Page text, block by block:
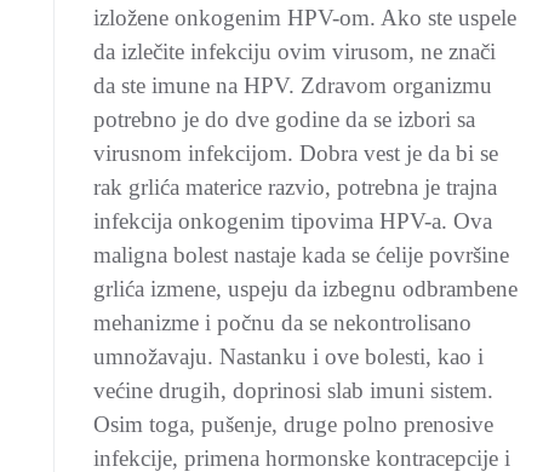
izložene onkogenim HPV-om. Ako ste uspele
da izlečite infekciju ovim virusom, ne znači
da ste imune na HPV. Zdravom organizmu
potrebno je do dve godine da se izbori sa
virusnom infekcijom. Dobra vest je da bi se
rak grlića materice razvio, potrebna je trajna
infekcija onkogenim tipovima HPV-a. Ova
maligna bolest nastaje kada se ćelije površine
grlića izmene, uspeju da izbegnu odbrambene
mehanizme i počnu da se nekontrolisano
umnožavaju. Nastanku i ove bolesti, kao i
većine drugih, doprinosi slab imuni sistem.
Osim toga, pušenje, druge polno prenosive
infekcije, primena hormonske kontracepcije i